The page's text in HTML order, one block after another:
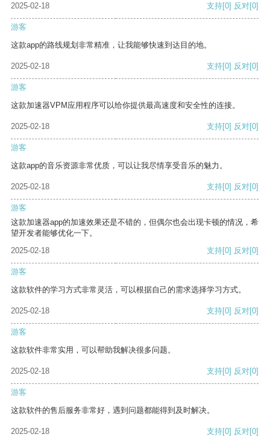
2025-02-18 支持[0] 反对[0]
游客
这款app的路线规划非常精准，让我能够快速到达目的地。
2025-02-18 支持[0] 反对[0]
游客
这款加速器VPM应用程序可以给你提供最高速度和安全性的连接。
2025-02-18 支持[0] 反对[0]
游客
这款app的音乐资源非常优质，可以让我尽情享受音乐的魅力。
2025-02-18 支持[0] 反对[0]
游客
这款加速器app的加速效果还是不错的，但偶尔也会出现卡顿的情况，希
望开发者能够优化一下。
2025-02-18
支持[0] 反对[0]
游客
这款软件的学习方式非常灵活，可以根据自己的需求选择学习方式。
2025-02-18 支持[0] 反对[0]
游客
这款软件非常实用，可以帮助我解决很多问题。
2025-02-18 支持[0] 反对[0]
游客
这款软件的售后服务非常好，遇到问题都能得到及时解决。
2025-02-18 支持[0] 反对[0]